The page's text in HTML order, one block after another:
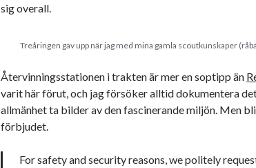
sig overall.
Treåringen gav upp när jag med mina gamla scoutkunskaper
Återvinningsstationen i trakten är mer en soptipp än
varit här förut, och jag försöker alltid dokumentera
allmänhet ta bilder av den fascinerande miljön. Men
förbjudet.
For safety and security reasons, we politely